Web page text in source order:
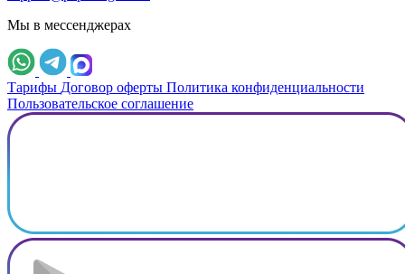
Мы в мессенджерах
Тарифы Договор оферты Политика конфиденциальности
Пользовательское соглашение